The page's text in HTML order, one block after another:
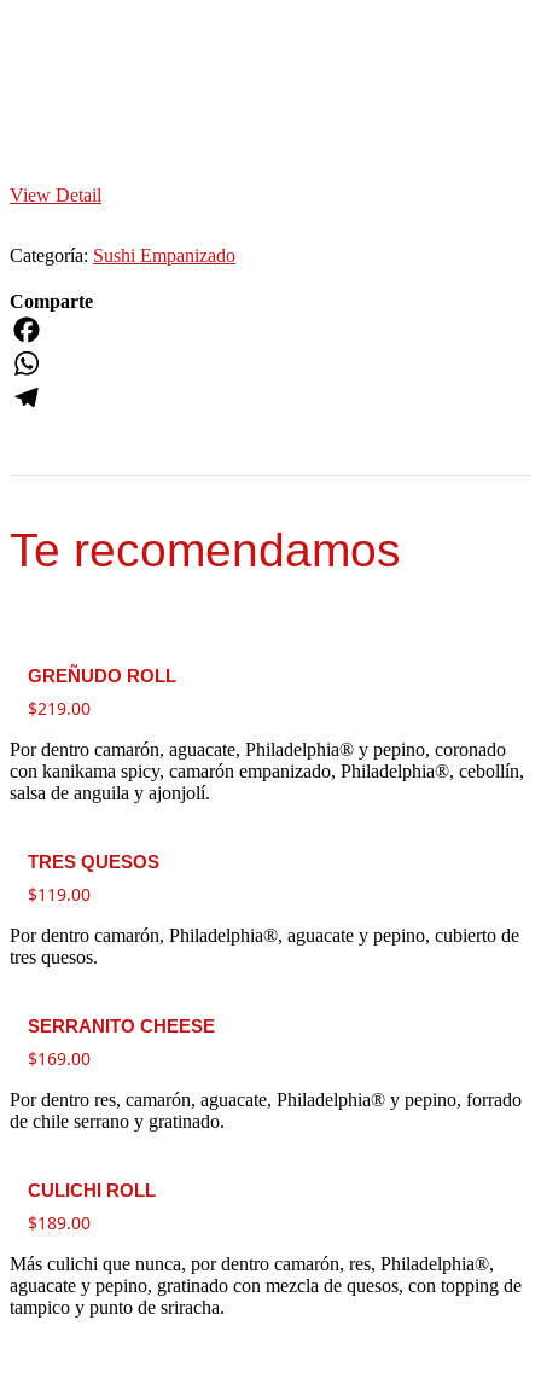
View Detail
Categoría: Sushi Empanizado
Comparte
Facebook
WhatsApp
Te recomendamos
GREÑUDO ROLL
$219.00
Por dentro camarón, aguacate, Philadelphia® y pepino, coronado
con kanikama spicy, camarón empanizado, Philadelphia®, cebollín,
salsa de anguila y ajonjolí.
TRES QUESOS
$119.00
Por dentro camarón, Philadelphia®, aguacate y pepino, cubierto de
tres quesos.
SERRANITO CHEESE
$169.00
Por dentro res, camarón, aguacate, Philadelphia® y pepino, forrado
de chile serrano y gratinado.
CULICHI ROLL
$189.00
Más culichi que nunca, por dentro camarón, res, Philadelphia®,
aguacate y pepino, gratinado con mezcla de quesos, con topping de
tampico y punto de sriracha.